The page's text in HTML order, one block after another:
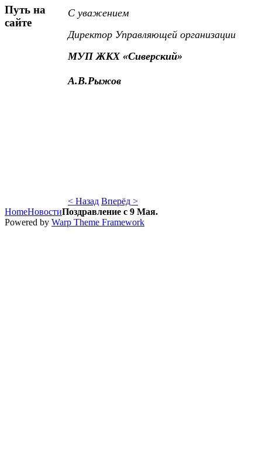
С уважением
Директор Управляющей организации
МУП ЖКХ «Сиверский»
А.В.Рыжов
< Назад Вперёд >
Путь на
сайте
HomeНовостиПоздравление с 9 Мая.
Powered by Warp Theme Framework